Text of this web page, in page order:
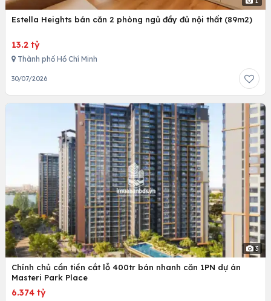
Estella Heights bán căn 2 phòng ngủ đầy đủ nội thất (89m2)
13.2 tỷ
Thành phố Hồ Chí Minh
30/07/2026
3
Chính chủ cần tiền cắt lỗ 400tr bán nhanh căn 1PN dự án
Masteri Park Place
6.374 tỷ